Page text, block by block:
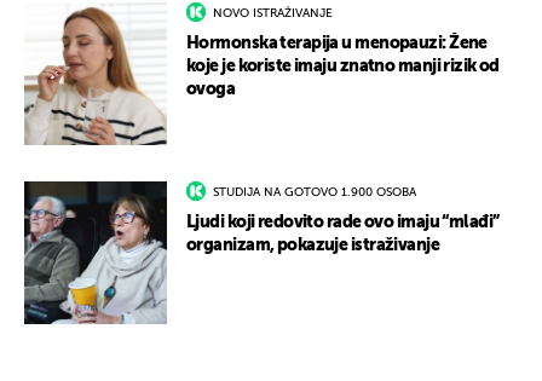
NOVO ISTRAŽIVANJE
Hormonska terapija u menopauzi: Žene
koje je koriste imaju znatno manji rizik od
ovoga
STUDIJA NA GOTOVO 1.900 OSOBA
Ljudi koji redovito rade ovo imaju “mlađi”
organizam, pokazuje istraživanje